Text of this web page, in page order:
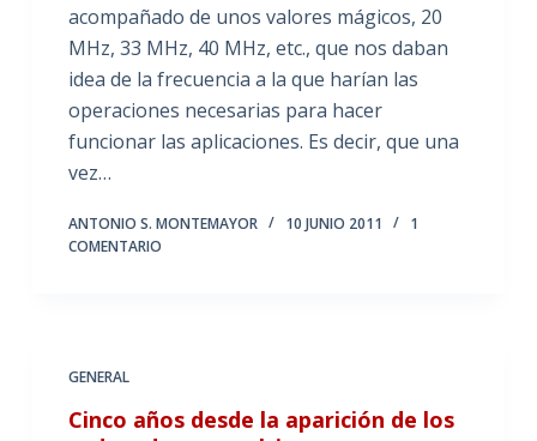
acompañado de unos valores mágicos, 20
MHz, 33 MHz, 40 MHz, etc., que nos daban
idea de la frecuencia a la que harían las
operaciones necesarias para hacer
funcionar las aplicaciones. Es decir, que una
vez…
ANTONIO S. MONTEMAYOR 10 JUNIO 2011
1
COMENTARIO
GENERAL
Cinco años desde la aparición de los